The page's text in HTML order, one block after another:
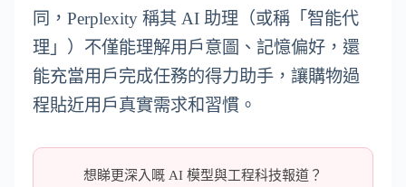
同，Perplexity 稱其 AI 助理（或稱「智能代
理」）不僅能理解用戶意圖、記憶偏好，還
能充當用戶完成任務的得力助手，讓購物過
程貼近用戶真實需求和習慣。
想睇更深入嘅 AI 模型與工程科技報道？